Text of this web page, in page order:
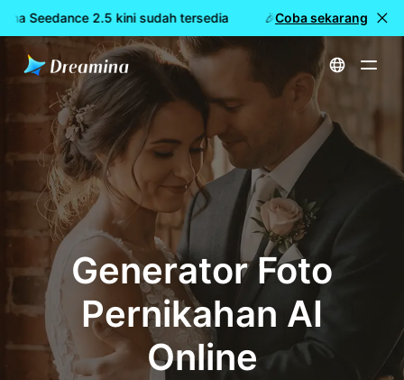
Seedance 2.5 kini sudah tersedia 🎉 Model baru LIVE:
Coba sekarang
Beranda Membuat Generator Foto Pernikahan AI Online
Generator Foto
Pernikahan AI
Online